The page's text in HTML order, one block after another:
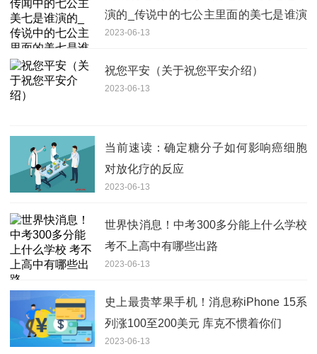
演的_传说中的七公主里面的美七是谁演
的真名叫什么
2023-06-13
祝您平安（关于祝您平安介绍）
2023-06-13
当前速读：确定糖分子如何影响癌细胞
对放化疗的反应
2023-06-13
世界快消息！中考300多分能上什么学校
考不上高中有哪些出路
2023-06-13
史上最贵苹果手机！消息称iPhone 15系
列涨100至200美元 库克不惯着你们
2023-06-13